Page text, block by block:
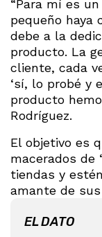
“Para mí es
pequeño haya
debe a la
producto. La
cliente, cada
‘sí, lo probé y
producto
Rodríguez.
El objetivo es
macerados de
tiendas y
amante de
EL DATO